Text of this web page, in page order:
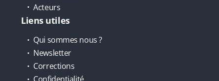
Acteurs
Liens utiles
Qui sommes nous ?
Newsletter
Corrections